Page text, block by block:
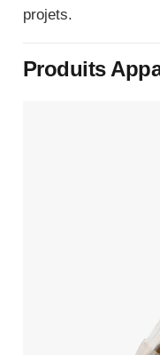
projets.
Produits